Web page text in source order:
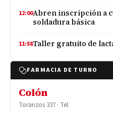
12:00Abren inscripción a
soldadura básica
11:58Taller gratuito de
FARMACIA DE TURNO
Colón
Toranzos 337 · Tel.